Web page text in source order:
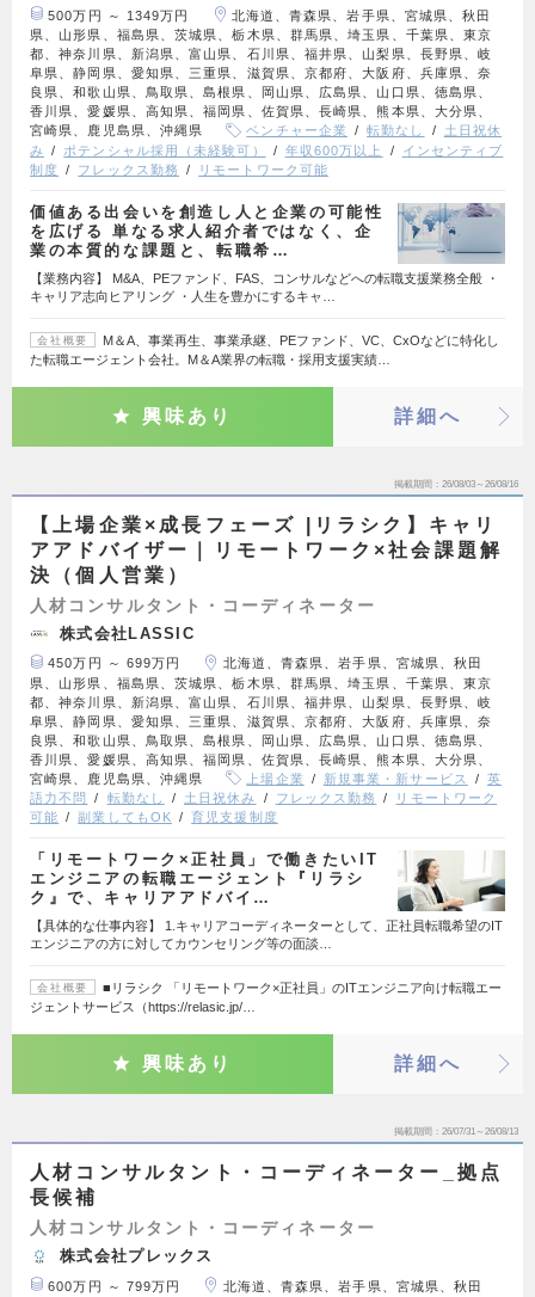
500万円 ～ 1349万円
北海道、青森県、岩手県、宮城県、秋田
県、山形県、福島県、茨城県、栃木県、群馬県、埼玉県、千葉県、東京
都、神奈川県、新潟県、富山県、石川県、福井県、山梨県、長野県、岐
阜県、静岡県、愛知県、三重県、滋賀県、京都府、大阪府、兵庫県、奈
良県、和歌山県、鳥取県、島根県、岡山県、広島県、山口県、徳島県、
香川県、愛媛県、高知県、福岡県、佐賀県、長崎県、熊本県、大分県、
宮崎県、鹿児島県、沖縄県
ベンチャー企業 転勤なし
土日祝休
み
ポテンシャル採用（未経験可） 年収600万以上
インセンティブ
制度
フレックス勤務 リモートワーク可能
価値ある出会いを創造し人と企業の可能性
を広げる 単なる求人紹介者ではなく、企
業の本質的な課題と、転職希…
【業務内容】 M&A、PEファンド、FAS、コンサルなどへの転職支援業務全般 ・
キャリア志向ヒアリング ・人生を豊かにするキャ…
会社概要
M＆A、事業再生、事業承継、PEファンド、VC、CxOなどに特化し
た転職エージェント会社。M＆A業界の転職・採用支援実績…
興味あり 詳細へ
掲載期間 26/08/03～26/08/16
【上場企業×成長フェーズ |リラシク】キャリ
アアドバイザー｜リモートワーク×社会課題解
決（個人営業）
人材コンサルタント・コーディネーター
株式会社LASSIC
450万円 ～ 699万円
北海道、青森県、岩手県、宮城県、秋田
県、山形県、福島県、茨城県、栃木県、群馬県、埼玉県、千葉県、東京
都、神奈川県、新潟県、富山県、石川県、福井県、山梨県、長野県、岐
阜県、静岡県、愛知県、三重県、滋賀県、京都府、大阪府、兵庫県、奈
良県、和歌山県、鳥取県、島根県、岡山県、広島県、山口県、徳島県、
香川県、愛媛県、高知県、福岡県、佐賀県、長崎県、熊本県、大分県、
宮崎県、鹿児島県、沖縄県
上場企業 新規事業・新サービス
英
語力不問
転勤なし 土日祝休み フレックス勤務
リモートワーク
可能
副業してもOK 育児支援制度
「リモートワーク×正社員」で働きたいIT
エンジニアの転職エージェント『リラシ
ク』で、キャリアアドバイ…
【具体的な仕事内容】 1.キャリアコーディネーターとして、正社員転職希望のIT
エンジニアの方に対してカウンセリング等の面談…
会社概要
■リラシク 「リモートワーク×正社員」のITエンジニア向け転職エー
ジェントサービス（https://relasic.jp/…
興味あり 詳細へ
掲載期間 26/07/31～26/08/13
人材コンサルタント・コーディネーター_拠点
長候補
人材コンサルタント・コーディネーター
株式会社プレックス
600万円 ～ 799万円
北海道、青森県、岩手県、宮城県、秋田